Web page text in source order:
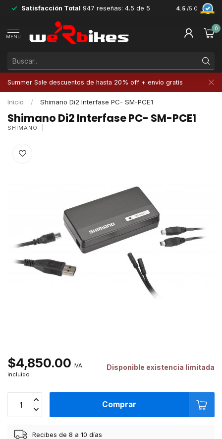
Satisfacción Total 947 reseñas: 4.5 de 5 4.5 /5.0
MENÚ
0
Summer Sale descuentos de hasta 20% off + envío gratis
Inicio / Shimano Di2 Interfase PC- SM-PCE1
Shimano Di2 Interfase PC- SM-PCE1
SHIMANO
$4,850.00 IVA
incluido
Disponible existencia limitada
Comprar
Recibes de 8 a 10 días